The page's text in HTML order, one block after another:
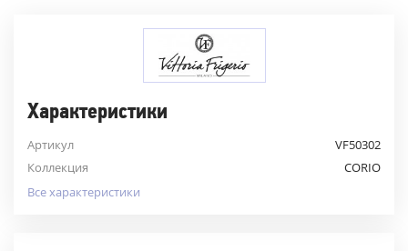
Характеристики
Артикул
VF50302
Коллекция
CORIO
Все характеристики